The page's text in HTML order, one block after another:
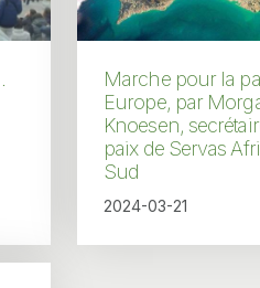
Marche pour la
Europe, par
Knoesen,
paix de Servas
Sud
2024-03-21